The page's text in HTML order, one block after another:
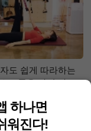
도 쉽게 따라하는
– 곧은 다리 라인
하나면
워진다!